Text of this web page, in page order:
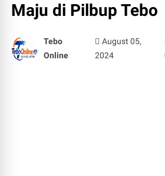
Maju di Pilbup Tebo
Tebo
Online
August 05,
2024